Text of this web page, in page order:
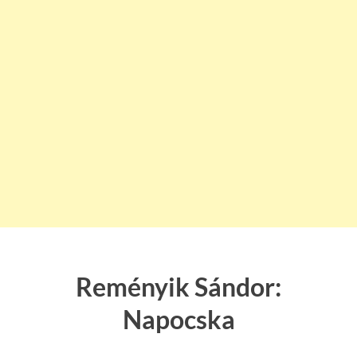
Reményik Sándor:
Napocska